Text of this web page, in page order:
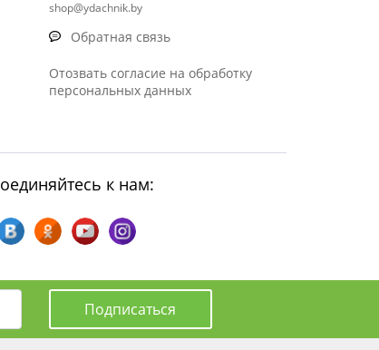
shop@ydachnik.by
Обратная связь
Отозвать согласие на обработку
персональных данных
к нам:
Подписаться